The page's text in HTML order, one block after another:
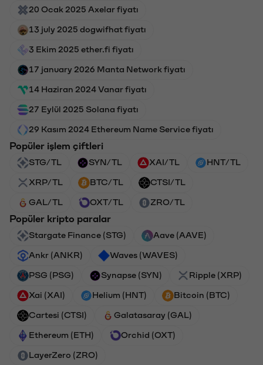
20 Ocak 2025 Axelar fiyatı
13 july 2025 dogwifhat fiyatı
3 Ekim 2025 ether.fi fiyatı
17 january 2026 Manta Network fiyatı
14 Haziran 2024 Vanar fiyatı
27 Eylül 2025 Solana fiyatı
29 Kasım 2024 Ethereum Name Service fiyatı
Popüler işlem çiftleri
STG/TL SYN/TL XAI/TL HNT/TL
XRP/TL BTC/TL CTSI/TL
GAL/TL OXT/TL ZRO/TL
Popüler kripto paralar
Stargate Finance (STG) Aave (AAVE)
Ankr (ANKR) Waves (WAVES)
PSG (PSG) Synapse (SYN) Ripple (XRP)
Xai (XAI) Helium (HNT) Bitcoin (BTC)
Cartesi (CTSI) Galatasaray (GAL)
Ethereum (ETH) Orchid (OXT)
LayerZero (ZRO)